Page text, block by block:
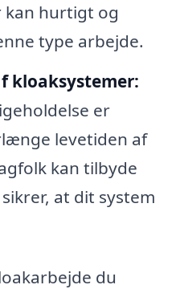
kan hurtigt og
type arbejde.
kloaksystemer:
er
levetiden af
kan tilbyde
at dit system
du